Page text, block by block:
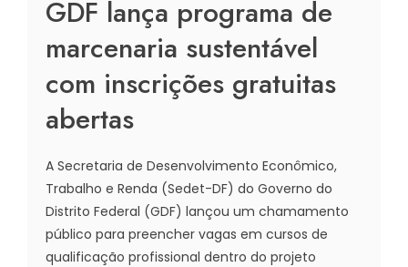
GDF lança programa de
marcenaria sustentável
com inscrições gratuitas
abertas
A Secretaria de Desenvolvimento Econômico,
Trabalho e Renda (Sedet-DF) do Governo do
Distrito Federal (GDF) lançou um chamamento
público para preencher vagas em cursos de
qualificação profissional dentro do projeto